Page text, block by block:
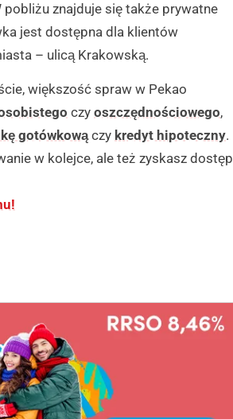
pobliżu znajduje się także prywatne
jest dostępna dla klientów
– ulicą Krakowską.
większość spraw w Pekao
czy oszczędnościowego,
gotówkowączy kredyt hipoteczny.
w kolejce, ale też zyskasz dostęp